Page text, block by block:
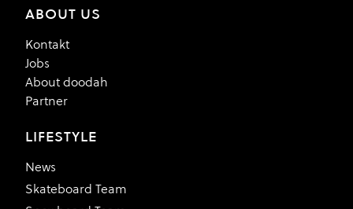
ABOUT US
Kontakt
Jobs
About doodah
Partner
LIFESTYLE
News
Skateboard Team